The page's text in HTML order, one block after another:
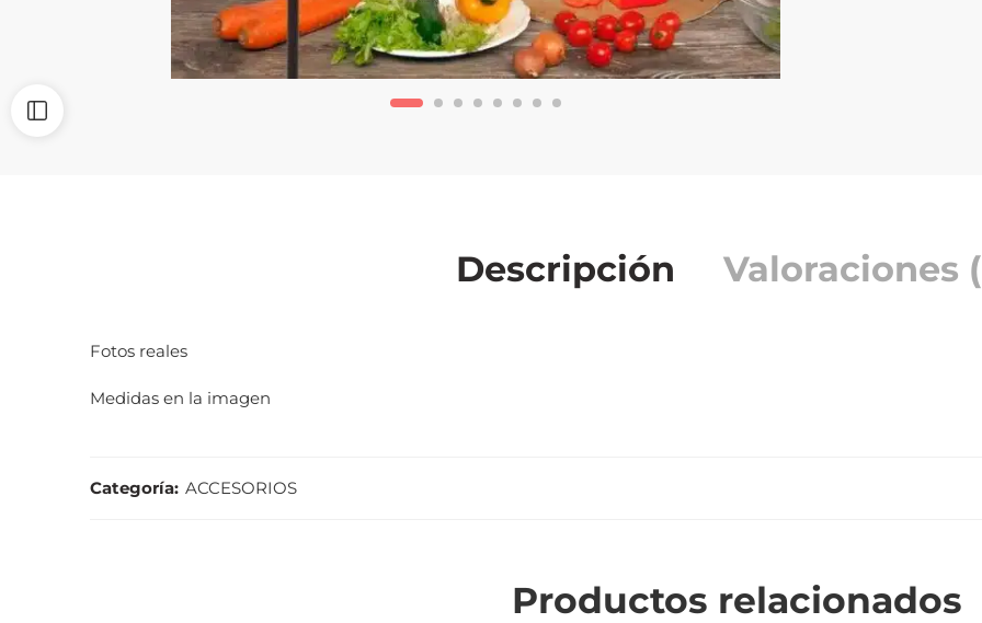
Descripción Valoraciones
Fotos reales
Medidas en la imagen
Categoría: ACCESORIOS
Productos relacionados